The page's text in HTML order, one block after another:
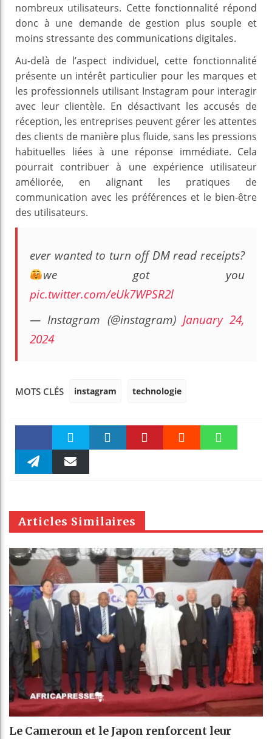
nombreux utilisateurs. Cette fonctionnalité répond
donc à une demande de gestion plus souple et
moins stressante des communications digitales.
Au-delà de l’aspect individuel, cette fonctionnalité
présente un intérêt particulier pour les marques et
les professionnels utilisant Instagram pour interagir
avec leur clientèle. En désactivant les accusés de
réception, les entreprises peuvent gérer les attentes
des clients de manière plus fluide, sans les pressions
habituelles liées à une réponse immédiate. Cela
pourrait contribuer à une expérience utilisateur
améliorée, en alignant les pratiques de
communication avec les préférences et le bien-être
des utilisateurs.
ever wanted to turn off DM read receipts?
we got you
pic.twitter.com/eUk7WPSR2l
— Instagram (@instagram) January 24,
2024
MOTS CLÉS instagram technologie
Faceboo Twitter
m
Articles Similaires
Le Cameroun et le Japon renforcent leur